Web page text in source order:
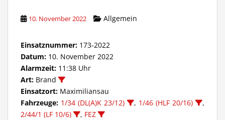
10. November 2022 Allgemein
Einsatznummer: 173-2022
Datum: 10. November 2022
Alarmzeit: 11:38 Uhr
Art: Brand
Einsatzort: Maximiliansau
Fahrzeuge: 1/34 (DL(A)K 23/12) , 1/46 (HLF 20/16)
,
2/44/1 (LF 10/6)
, FEZ